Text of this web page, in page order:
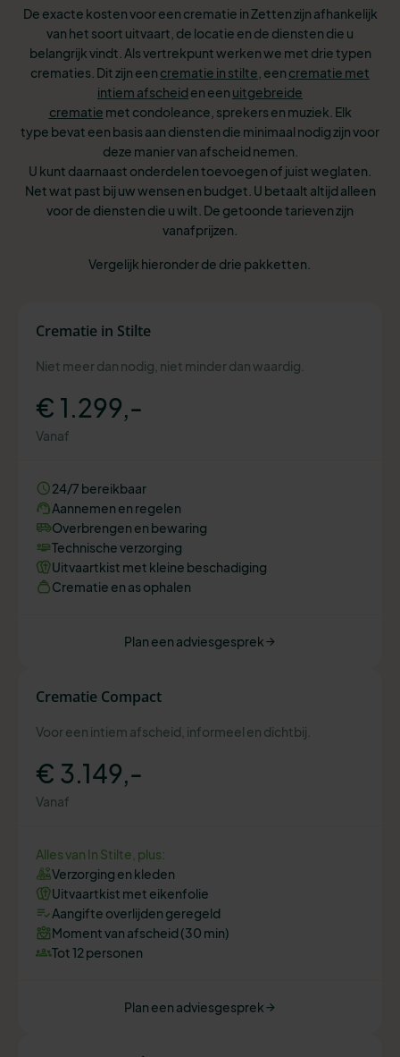
De exacte kosten voor een crematie in Zetten zijn afhankelijk
van het soort uitvaart, de locatie en de diensten die u
belangrijk vindt. Als vertrekpunt werken we met drie typen
crematies. Dit zijn een crematie in stilte , een crematie met
intiem afscheid en een uitgebreide
crematie met condoleance, sprekers en muziek. Elk
type bevat een basis aan diensten die minimaal nodig zijn voor
deze manier van afscheid nemen.
U kunt daarnaast onderdelen toevoegen of juist weglaten.
Net wat past bij uw wensen en budget. U betaalt altijd alleen
voor de diensten die u wilt. De getoonde tarieven zijn
vanafprijzen.
Vergelijk hieronder de drie pakketten.
Crematie in Stilte
Niet meer dan nodig, niet minder dan waardig.
€ 1.299,-
Vanaf
24/7 bereikbaar
Aannemen en regelen
Overbrengen en bewaring
Technische verzorging
Uitvaartkist met kleine beschadiging
Crematie en as ophalen
Plan een adviesgesprek
Crematie Compact
Voor een intiem afscheid, informeel en dichtbij.
€ 3.149,-
Vanaf
Alles van In Stilte, plus:
Verzorging en kleden
Uitvaartkist met eikenfolie
Aangifte overlijden geregeld
Moment van afscheid (30 min)
Tot 12 personen
Plan een adviesgesprek